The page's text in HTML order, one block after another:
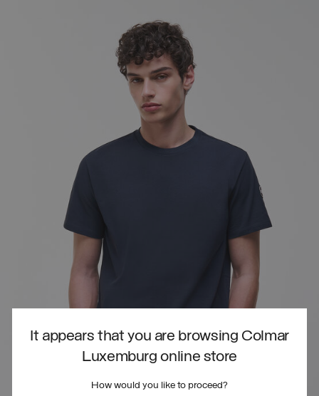
It appears that you are browsing Colmar
Luxemburg online store
How would you like to proceed?